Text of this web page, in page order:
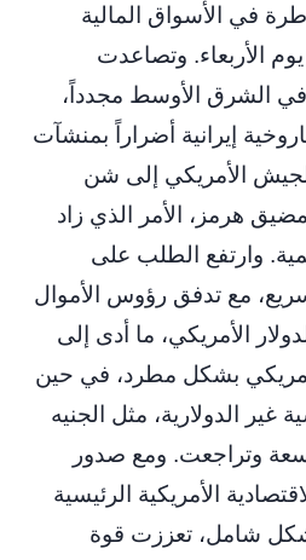
1.34227
سعر فتح الصفقة
1.37000في الأسواق المالية
الأربعاء. وتصاعدت
في الشرق الأوسط مجدداً،
إيرانية أضراراً بمنشآت
الأمريكي إلى شن
هرمز، الأمر الذي زاد
وارتفع الطلب على
سريع، مع تدفق رؤوس الأموال
الأمريكي، ما أدى إلى
بشكل مطرد، في حين
غير الدولارية، مثل الجنيه
وتراجعت. ومع صدور
الأمريكية الرئيسية
شامل، تعززت قوة